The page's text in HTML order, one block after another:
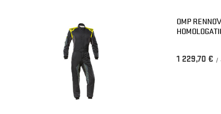
OMP
1 229,70 € /